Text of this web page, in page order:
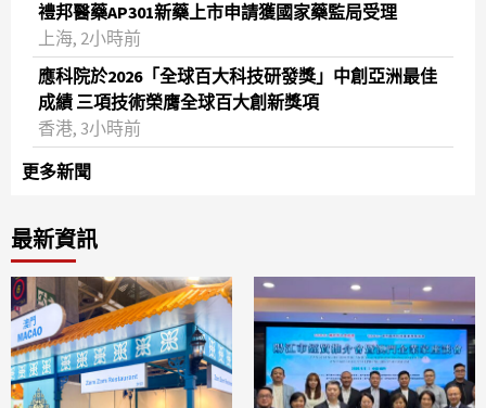
禮邦醫藥AP301新藥上市申請獲國家藥監局受理
上海, 2小時前
應科院於2026「全球百大科技研發獎」中創亞洲最佳
成績 三項技術榮膺全球百大創新獎項
香港, 3小時前
更多新聞
最新資訊